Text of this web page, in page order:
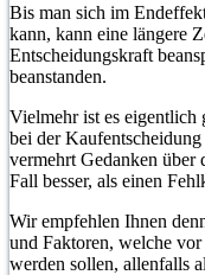
Bis man sich im
kann, kann eine längere
Entscheidungskraft
beanstanden.
Vielmehr ist es eigentlich
bei der
vermehrt Gedanken über
Fall besser, als einen
Wir empfehlen Ihnen
und Faktoren, welche
werden sollen, allenfalls